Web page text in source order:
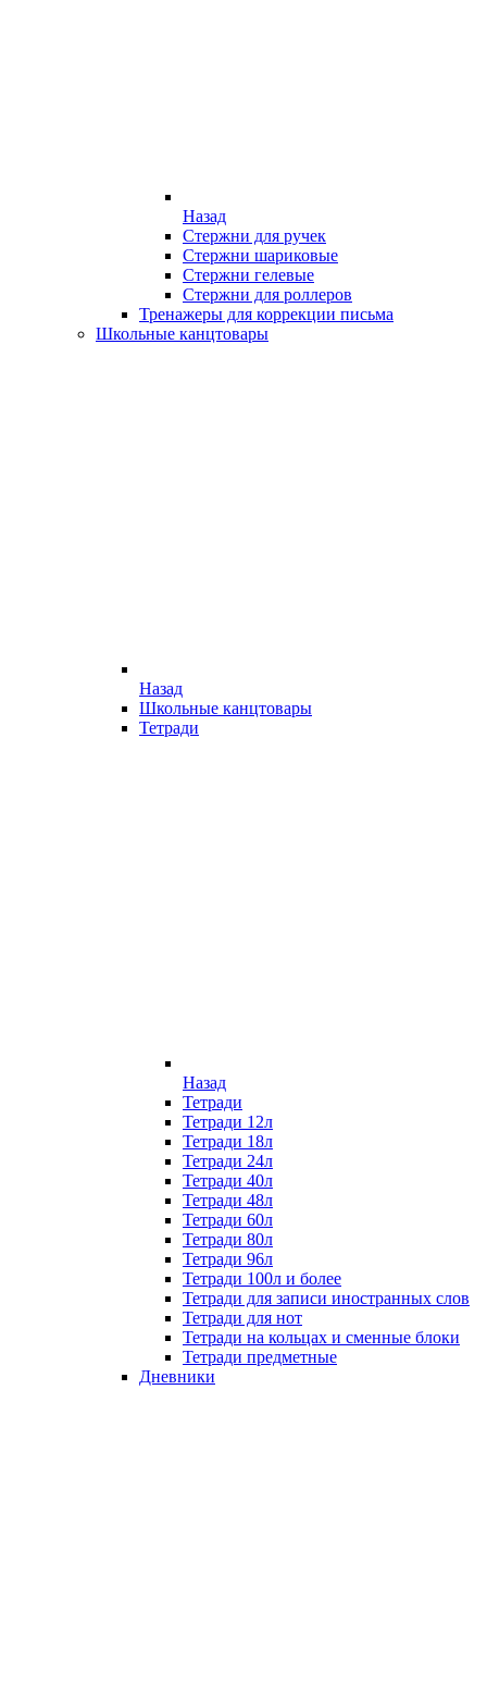
Назад
Стержни для ручек
Стержни шариковые
Стержни гелевые
Стержни для роллеров
Тренажеры для коррекции письма
Школьные канцтовары
Назад
Школьные канцтовары
Тетради
Назад
Тетради
Тетради 12л
Тетради 18л
Тетради 24л
Тетради 40л
Тетради 48л
Тетради 60л
Тетради 80л
Тетради 96л
Тетради 100л и более
Тетради для записи иностранных слов
Тетради для нот
Тетради на кольцах и сменные блоки
Тетради предметные
Дневники